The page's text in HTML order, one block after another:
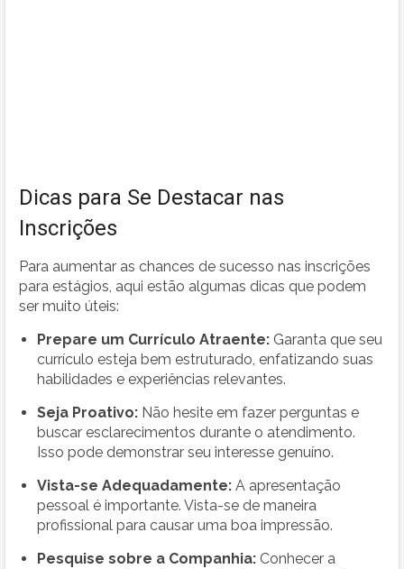
Dicas para Se Destacar nas
Inscrições
Para aumentar as chances de sucesso nas inscrições
para estágios, aqui estão algumas dicas que podem
ser muito úteis:
Prepare um Currículo Atraente: Garanta que seu
currículo esteja bem estruturado, enfatizando suas
habilidades e experiências relevantes.
Seja Proativo: Não hesite em fazer perguntas e
buscar esclarecimentos durante o atendimento.
Isso pode demonstrar seu interesse genuíno.
Vista-se Adequadamente: A apresentação
pessoal é importante. Vista-se de maneira
profissional para causar uma boa impressão.
Pesquise sobre a Companhia: Conhecer a